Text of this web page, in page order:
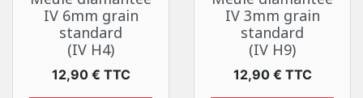
IV 6mm grain
standard
(IV H4)
Prix
12,90 € TTC
IV 3mm grain
standard
(IV H9)
Prix
12,90 € TTC